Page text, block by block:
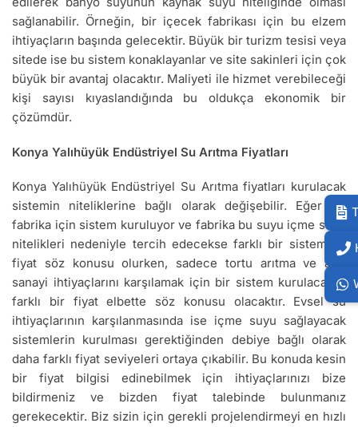
sağlanabilir. Örneğin, bir içecek fabrikası için bu elzem
ihtiyaçların başında gelecektir. Büyük bir turizm tesisi veya
sitede ise bu sistem konaklayanlar ve site sakinleri için çok
büyük bir avantaj olacaktır. Maliyeti ile hizmet verebileceği
kişi sayısı kıyaslandığında bu oldukça ekonomik bir
çözümdür.
Konya Yalıhüyük Endüstriyel Su Arıtma Fiyatları
Konya Yalıhüyük Endüstriyel Su Arıtma fiyatları kurulacak
sistemin niteliklerine bağlı olarak değişebilir. Eğer bir
fabrika için sistem kuruluyor ve fabrika bu suyu içme suyu
nitelikleri nedeniyle tercih edecekse farklı bir sistem ve
fiyat söz konusu olurken, sadece tortu arıtma ve ağır
sanayi ihtiyaçlarını karşılamak için bir sistem kurulacaksa
farklı bir fiyat elbette söz konusu olacaktır. Evsel su
ihtiyaçlarının karşılanmasında ise içme suyu sağlayacak
sistemlerin kurulması gerektiğinden debiye bağlı olarak
daha farklı fiyat seviyeleri ortaya çıkabilir. Bu konuda kesin
bir fiyat bilgisi edinebilmek için ihtiyaçlarınızı bize
bildirmeniz ve bizden fiyat talebinde bulunmanız
gerekecektir. Biz sizin için gerekli projelendirmeyi en hızlı